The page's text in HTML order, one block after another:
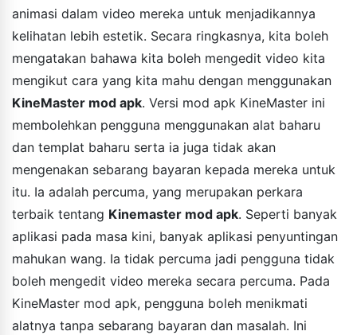
animasi dalam video mereka untuk menjadikannya
kelihatan lebih estetik. Secara ringkasnya, kita boleh
mengatakan bahawa kita boleh mengedit video kita
mengikut cara yang kita mahu dengan menggunakan
KineMaster mod apk. Versi mod apk KineMaster ini
membolehkan pengguna menggunakan alat baharu
dan templat baharu serta ia juga tidak akan
mengenakan sebarang bayaran kepada mereka untuk
itu. Ia adalah percuma, yang merupakan perkara
terbaik tentang Kinemaster mod apk. Seperti banyak
aplikasi pada masa kini, banyak aplikasi penyuntingan
mahukan wang. Ia tidak percuma jadi pengguna tidak
boleh mengedit video mereka secara percuma. Pada
KineMaster mod apk, pengguna boleh menikmati
alatnya tanpa sebarang bayaran dan masalah. Ini